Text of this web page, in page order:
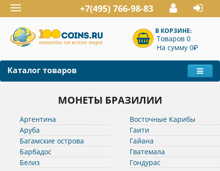
Toggle
navigation
+7(495) 766-98-83
В КОРЗИНЕ:
Товаров 0
На сумму 0P
Каталог товаров
МОНЕТЫ БРАЗИЛИИ
Аргентина
Аруба
Багамские острова
Барбадос
Белиз
Восточные Карибы
Гаити
Гайана
Гватемала
Гондурас